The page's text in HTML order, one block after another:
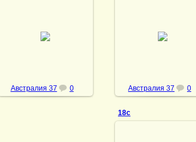
Оборотная к этикетке
18.
Австралия 37 0
Оборотная к этикетке
18.
Австралия 37 0
18c